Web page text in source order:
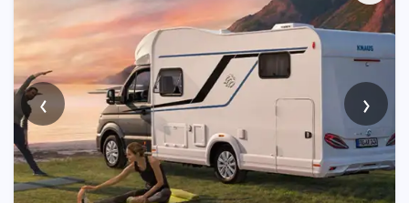
‹ ›